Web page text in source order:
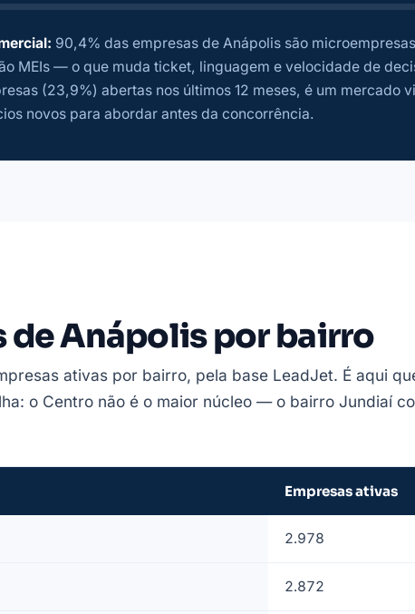
90,4% das empresas de Anápolis são
MEIs — o que muda ticket, linguagem e velocidade de
(23,9%) abertas nos últimos 12 meses, é um mercado
novos para abordar antes da concorrência.
de Anápolis por bairro
ativas por bairro, pela base LeadJet. É aqui
o Centro não é o maior núcleo — o bairro Jundiaí
Empresas ativas
2.978
2.872